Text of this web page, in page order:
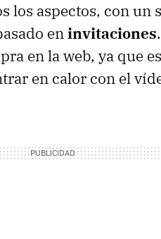
los aspectos, con un
eninvitaciones
en la web, ya que
en calor con el